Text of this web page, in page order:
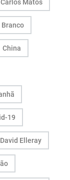
Carlos Matos
China
19
David Elleray